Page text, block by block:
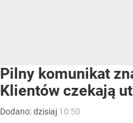
Pilny komunikat
Klientów czekają
Dodano:dzisiaj 10:50